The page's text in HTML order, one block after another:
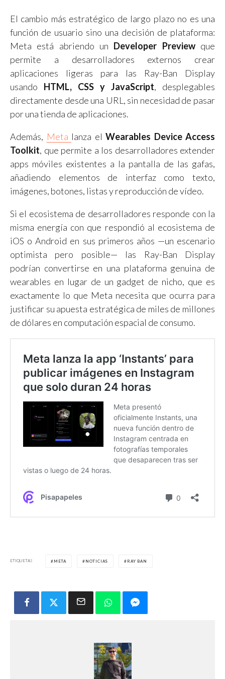
El cambio más estratégico de largo plazo no es una
función de usuario sino una decisión de plataforma:
Meta está abriendo un Developer Previewque
permite a desarrolladores externos crear
aplicaciones ligeras para las Ray-Ban Display
usando HTML, CSS y JavaScript, desplegables
directamente desde una URL, sin necesidad de pasar
por una tienda de aplicaciones.
Además, Meta lanza el Wearables Device Access
Toolkit, que permite a los desarrolladores extender
apps móviles existentes a la pantalla de las gafas,
añadiendo elementos de interfaz como texto,
imágenes, botones, listas y reproducción de vídeo.
Si el ecosistema de desarrolladores responde con la
misma energía con que respondió al ecosistema de
iOS o Android en sus primeros años —un escenario
optimista pero posible— las Ray-Ban Display
podrían convertirse en una plataforma genuina de
wearables en lugar de un gadget de nicho, que es
exactamente lo que Meta necesita que ocurra para
justificar su apuesta estratégica de miles de millones
de dólares en computación espacial de consumo.
ETIQUETAS META NOTICIAS RAY BAN